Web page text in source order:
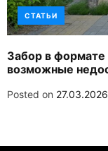
СТАТЬИ
Забор в
возможные
Posted on 27.03.2026